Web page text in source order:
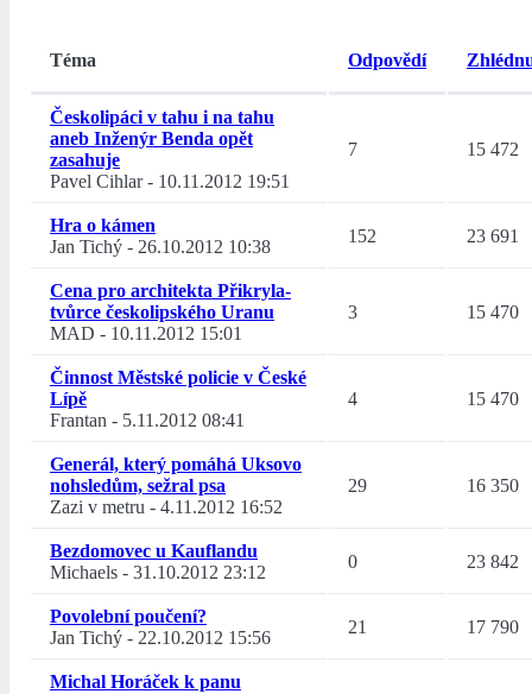
Téma Odpovědí
Českolipáci v tahu i na tahu
aneb Inženýr Benda opět
zasahuje
Pavel Cihlar- 10.11.2012 19:51
7 15 472
Hra o kámen
Jan Tichý - 26.10.2012 10:38
152 23 691
Cena pro architekta Přikryla-
tvůrce českolipského Uranu
MAD - 10.11.2012 15:01
3 15 470
Činnost Městské policie v České
Lípě
Frantan - 5.11.2012 08:41
4 15 470
Generál, který pomáhá Uksovo
nohsledům, sežral psa
Zazi v metru - 4.11.2012 16:52
29 16 350
Bezdomovec u Kauflandu
Michaels - 31.10.2012 23:12
0 23 842
Povolební poučení?
Jan Tichý - 22.10.2012 15:56
21 17 790
Michal Horáček k panu